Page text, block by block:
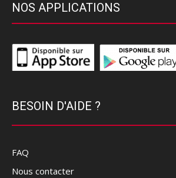
NOS APPLICATIONS
BESOIN D'AIDE ?
FAQ
Nous contacter